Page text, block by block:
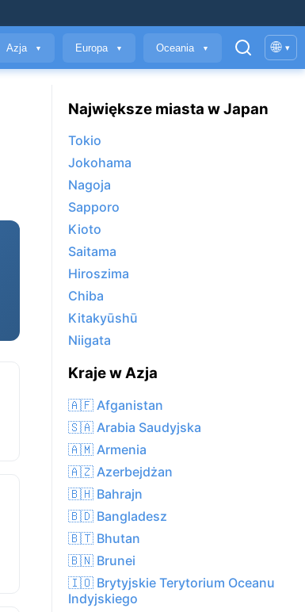
Azja ▼ Europa ▼ Oceania ▼ 🌐 ▾
Największe miasta w Japan
Tokio
Jokohama
Nagoja
Sapporo
Kioto
Saitama
Hiroszima
Chiba
Kitakyūshū
Niigata
Kraje w Azja
🇦🇫 Afganistan
🇸🇦 Arabia Saudyjska
🇦🇲 Armenia
🇦🇿 Azerbejdżan
🇧🇭 Bahrajn
🇧🇩 Bangladesz
🇧🇹 Bhutan
🇧🇳 Brunei
🇮🇴 Brytyjskie Terytorium Oceanu
Indyjskiego